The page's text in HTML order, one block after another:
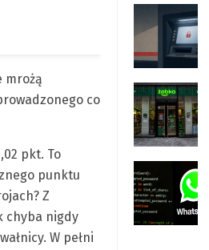
mrożą
co
pkt. To
punktu
Z
chyba nigdy
W pełni